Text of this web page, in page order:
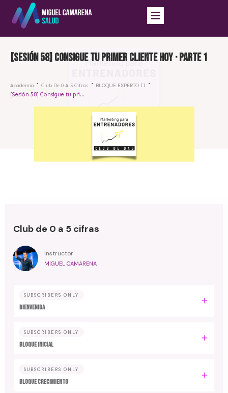
[Sesión 58] Consigue tu primer cliente hoy · parte 1
Academia Club De 0 A 5 Cifras BLOQUE EXPERTO II
[Sesión 58] Consigue tu primer cliente hoy · parte 1
Club de 0 a 5 cifras
Instructor
MIGUEL CAMARENA
SUBSCRIBERS ONLY
BIENVENIDA
SUBSCRIBERS ONLY
BLOQUE INICIAL
SUBSCRIBERS ONLY
BLOQUE CRECIMIENTO